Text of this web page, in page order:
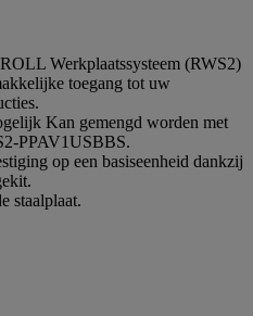
Werkplaatssysteem (RWS2)
toegang tot uw
Kan gemengd worden met
PPAV1USBBS.
op een basiseenheid dankzij
staalplaat.